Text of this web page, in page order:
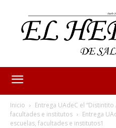
Inicio
Entrega UAdeC el
facultades e institutos
Entrega
escuelas, facultades e institutos1